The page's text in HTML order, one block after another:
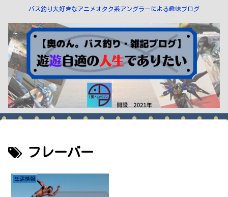
バス釣り大好きなアニメオタク系アングラーによる趣味ブログ
フレーバー
生活情報